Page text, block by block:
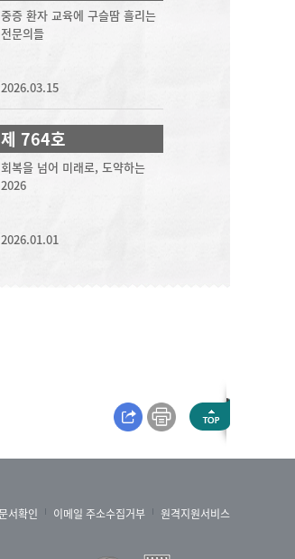
중증 환자 교육에 구슬땀 흘리는
전문의들
2026.03.15
제 764호
회복을 넘어 미래로, 도약하는
2026
2026.01.01
서확인 이메일 주소수집거부 원격지원서비스